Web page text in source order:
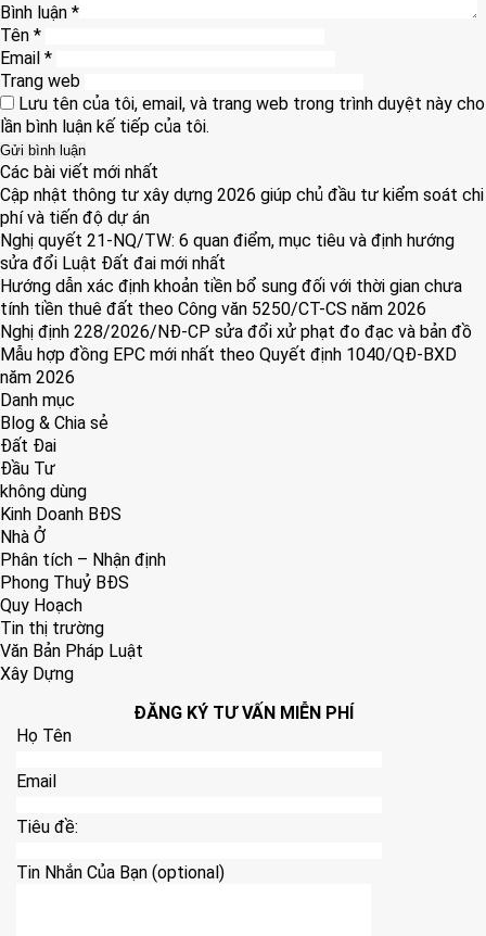
Bình luận *
Tên *
Email *
Trang web
Lưu tên của tôi, email, và trang web trong trình duyệt này cho
lần bình luận kế tiếp của tôi.
Các bài viết mới nhất
Cập nhật thông tư xây dựng 2026 giúp chủ đầu tư kiểm soát chi
phí và tiến độ dự án
Nghị quyết 21-NQ/TW: 6 quan điểm, mục tiêu và định hướng
sửa đổi Luật Đất đai mới nhất
Hướng dẫn xác định khoản tiền bổ sung đối với thời gian chưa
tính tiền thuê đất theo Công văn 5250/CT-CS năm 2026
Nghị định 228/2026/NĐ-CP sửa đổi xử phạt đo đạc và bản đồ
Mẫu hợp đồng EPC mới nhất theo Quyết định 1040/QĐ-BXD
năm 2026
Danh mục
Blog & Chia sẻ
Đất Đai
Đầu Tư
không dùng
Kinh Doanh BĐS
Nhà Ở
Phân tích – Nhận định
Phong Thuỷ BĐS
Quy Hoạch
Tin thị trường
Văn Bản Pháp Luật
Xây Dựng
ĐĂNG KÝ TƯ VẤN MIỄN PHÍ
Họ Tên
Email
Tiêu đề:
Tin Nhắn Của Bạn (optional)